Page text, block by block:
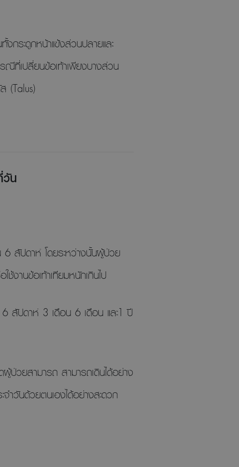
กระดูกหน้าแข้งส่วนปลายและ
รณีที่เปลี่ยนข้อเท้าเพียงบางส่วน
(Talus)
น
6 สัปดาห์ โดยระหว่างนั้นผู้ป่วย
งานข้อเท้าเทียมหนักเกินไป
สัปดาห์ 3 เดือน 6 เดือน และ1 ปี
ป่วยสามารถ สามารถเดินได้อย่าง
ำวันด้วยตนเองได้อย่างสะดวก